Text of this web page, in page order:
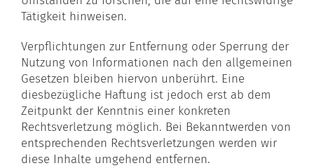
Tätigkeit hinweisen.
Verpflichtungen zur Entfernung oder Sperrung der
Nutzung von Informationen nach den allgemeinen
Gesetzen bleiben hiervon unberührt. Eine
diesbezügliche Haftung ist jedoch erst ab dem
Zeitpunkt der Kenntnis einer konkreten
Rechtsverletzung möglich. Bei Bekanntwerden von
entsprechenden Rechtsverletzungen werden wir
diese Inhalte umgehend entfernen.